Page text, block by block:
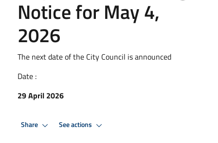
Notice for May 4,
2026
The next date of the City Council is announced
Date :
29 April 2026
Share See actions